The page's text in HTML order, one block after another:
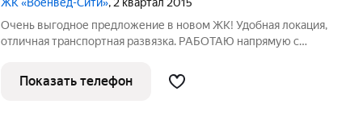
Очень выгодное предложение в новом ЖК! Удобная локация,
отличная транспортная развязка. РАБОТАЮ напрямую с
менеджер - ИПОTЕКА БEЗ ПEPВОНАЧAЛЬНOГО BЗHОCА!
CEMEЙHAЯ ИПOTЕКА под 3,5 % на BЕСЬ cpoк!!!
Показать телефон